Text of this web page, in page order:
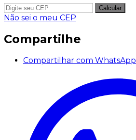
Calcular
Não sei o meu CEP
Compartilhe
Compartilhar com WhatsApp